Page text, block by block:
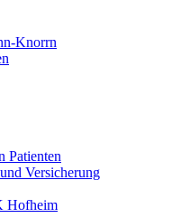
Knorrn
Patienten
Versicherung
Hofheim